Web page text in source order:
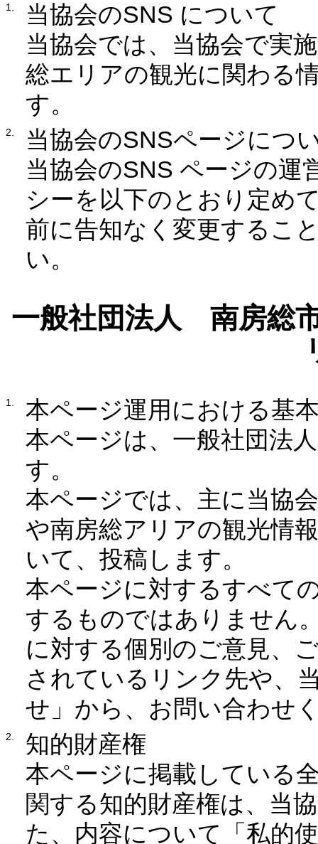
当協会のSNS について
当協会では、当協会で実
総エリアの観光に関わる
す。
当協会のSNSページにつ
当協会のSNS ページの運
シーを以下のとおり定め
前に告知なく変更するこ
い。
一般社団法人 南房総
本ページ運用における基
本ページは、一般社団法
す。
本ページでは、主に当協
や南房総アリアの観光情
いて、投稿します。
本ページに対するすべて
するものではありません
に対する個別のご意見、
されているリンク先や、
せ」から、お問い合わせ
知的財産権
本ページに掲載している
関する知的財産権は、当
た、内容について「私的